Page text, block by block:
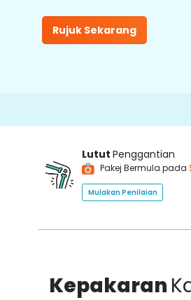
Rujuk Sekarang
Lutut Penggantian
Pakej Bermula pada
Mulakan Penilaian
Kepakaran